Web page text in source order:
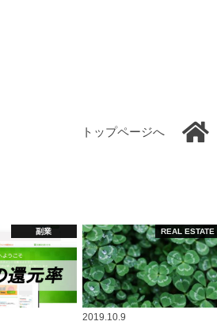
トップページへ
副業 REAL ESTATE
2019.10.9